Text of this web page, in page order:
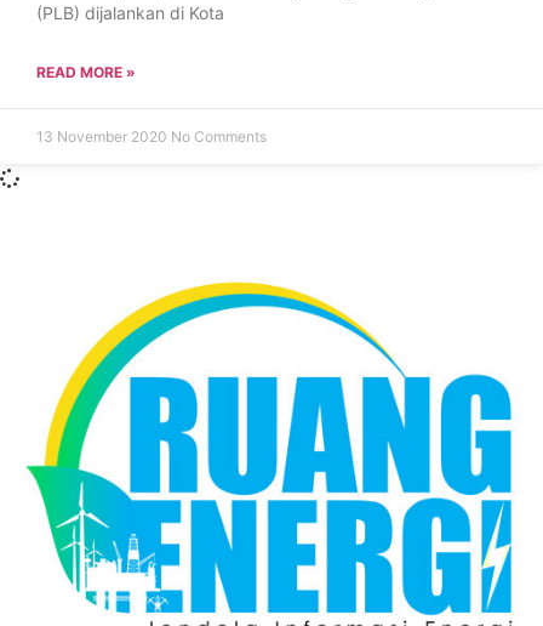
(PLB) dijalankan di Kota
READ MORE »
13 November 2020 No Comments